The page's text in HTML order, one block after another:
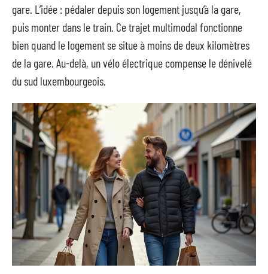
gare. L’idée : pédaler depuis son logement jusqu’à la gare,
puis monter dans le train. Ce trajet multimodal fonctionne
bien quand le logement se situe à moins de deux kilomètres
de la gare. Au-delà, un vélo électrique compense le dénivelé
du sud luxembourgeois.